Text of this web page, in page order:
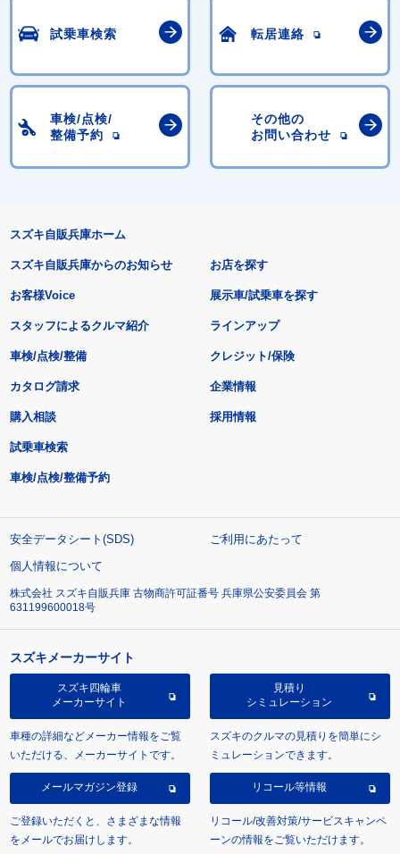
試乗車検索 転居連絡
車検/点検/
整備予約
その他の
お問い合わせ
スズキ自販兵庫ホーム
スズキ自販兵庫からのお知らせ
お客様Voice
スタッフによるクルマ紹介
お店を探す
展示車/試乗車を探す
ラインアップ
車検/点検/整備 クレジット/保険
カタログ請求
購入相談
試乗車検索
車検/点検/整備予約
企業情報
採用情報
安全データシート(SDS)
ご利用にあたって
個人情報について
株式会社 スズキ自販兵庫 古物商許可証番号 兵庫県公安委員会 第
631199600018号
スズキメーカーサイト
スズキ四輪車
メーカーサイト
車種の詳細などメーカー情報をご覧
いただける、メーカーサイトです。
見積り
シミュレーション
スズキのクルマの見積りを簡単にシ
ミュレーションできます。
メールマガジン登録
ご登録いただくと、さまざまな情報
をメールでお届けします。
リコール等情報
リコール/改善対策/サービスキャンペ
ーンの情報をご覧いただけます。